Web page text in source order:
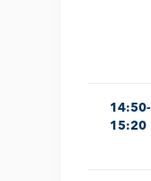
14:50-
15:20